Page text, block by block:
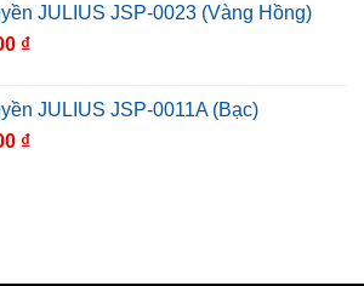
JULIUS JSP-0023 (Vàng Hồng)
₫
JULIUS JSP-0011A (Bạc)
₫